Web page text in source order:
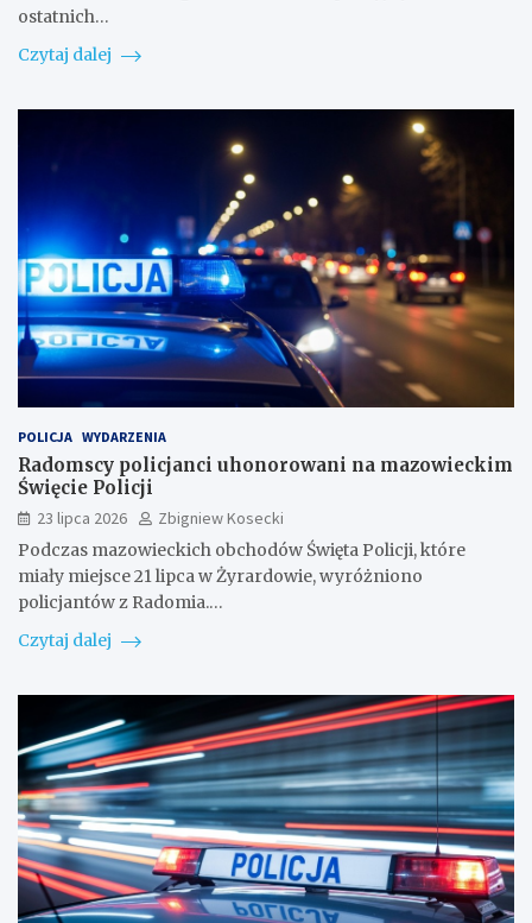
ostatnich…
Czytaj dalej
POLICJA WYDARZENIA
Radomscy policjanci uhonorowani na mazowieckim
Święcie Policji
23 lipca 2026
Zbigniew Kosecki
Podczas mazowieckich obchodów Święta Policji, które
miały miejsce 21 lipca w Żyrardowie, wyróżniono
policjantów z Radomia.…
Czytaj dalej